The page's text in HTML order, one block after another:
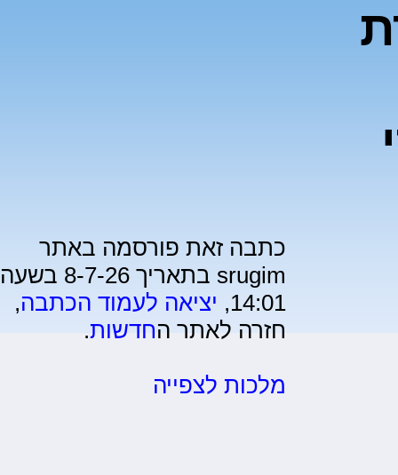
כתבה זאת פורסמה באתר
srugim בתאריך 8-7-26 בשעה
14:01, יציאה לעמוד הכתבה,
חזרה לאתר החדשות.
מלכות לצפייה